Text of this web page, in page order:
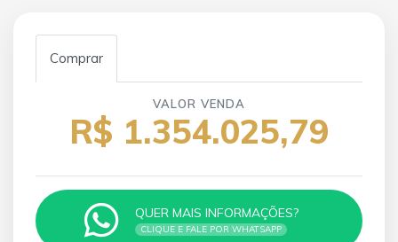
Comprar
VALOR VENDA
R$ 1.354.025,79
QUER MAIS INFORMAÇÕES?
CLIQUE E FALE POR WHATSAPP